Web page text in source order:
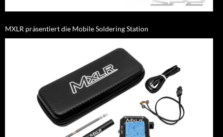
MXLR präsentiert die Mobile Soldering Station